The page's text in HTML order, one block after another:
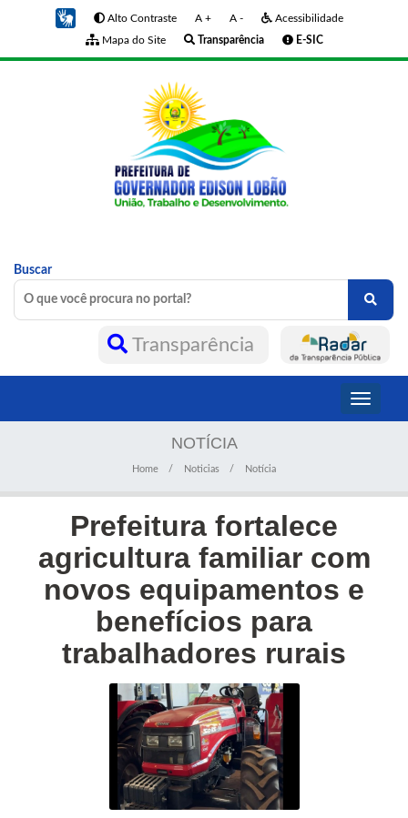
Alto Contraste A + A -
Acessibilidade
Mapa do Site
Transparência E-SIC
Buscar
Transparência
Toggle
NOTÍCIA
Home Noticias Notícia
Prefeitura fortalece
agricultura familiar com
novos equipamentos e
benefícios para
trabalhadores rurais